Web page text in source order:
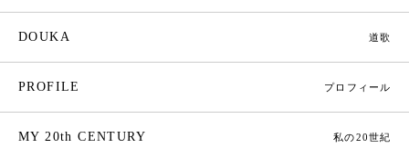
DOUKA 道歌
PROFILE プロフィール
MY 20th CENTURY 私の20世紀